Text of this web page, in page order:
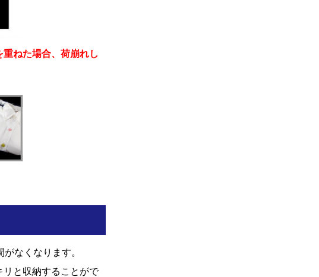
重ねた場合、荷崩れし
なくなります。
リと収納することがで